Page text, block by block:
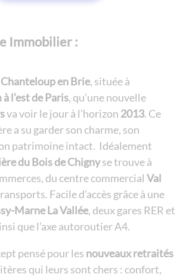
Immobilier :
Chanteloup en Brie, située à
à l’est de Paris, qu’une nouvelle
va voir le jour à l’horizon 2013. Ce
a su garder son charme, son
patrimoine intact. Idéalement
du Bois de Chignyse trouve à
du centre commercial Val
Facile d’accès grâce à une
Marne La Vallée, deux gares RER et
que l’axe autoroutier A4.
pensé pour les nouveaux retraités
qui leurs sont chers : confort,